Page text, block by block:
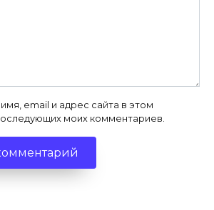
email и адрес сайта в этом
моих комментариев.